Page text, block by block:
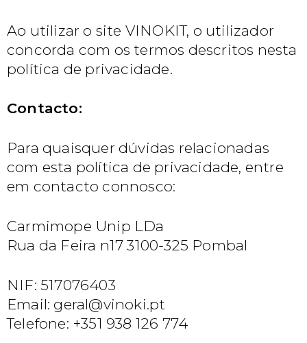
Ao utilizar o site VINOKIT, o utilizador
concorda com os termos descritos nesta
política de privacidade.
Contacto:
Para quaisquer dúvidas relacionadas
com esta política de privacidade, entre
em contacto connosco:
Carmimope Unip LDa
Rua da Feira n17 3100-325 Pombal
NIF: 517076403
Email: geral@vinoki.pt
Telefone: +351 938 126 774